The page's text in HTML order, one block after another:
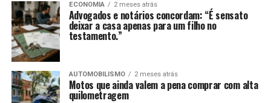
ECONOMIA 2 meses atrás
Advogados e notários concordam: “É sensato
deixar a casa apenas para um filho no
testamento.”
AUTOMOBILISMO 2 meses atrás
Motos que ainda valem a pena comprar com alta
quilometragem